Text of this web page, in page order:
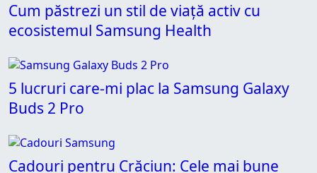
Cum păstrezi un stil de viață activ cu
ecosistemul Samsung Health
5 lucruri care-mi plac la Samsung Galaxy
Buds 2 Pro
Cadouri pentru Crăciun: Cele mai bune